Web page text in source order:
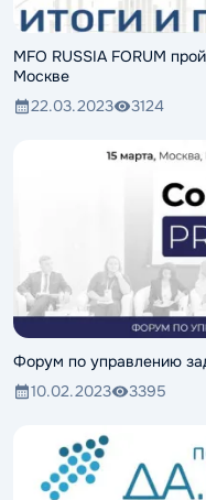
MFO RUSSIA FORUM
Москве
22.03.2023
3124
Форум по управлению
10.02.2023
3395